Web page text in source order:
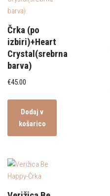
Črka (po
izbiri)+Heart
Crystal(srebrna
barva)
€45.00
Dodaj v
košarico